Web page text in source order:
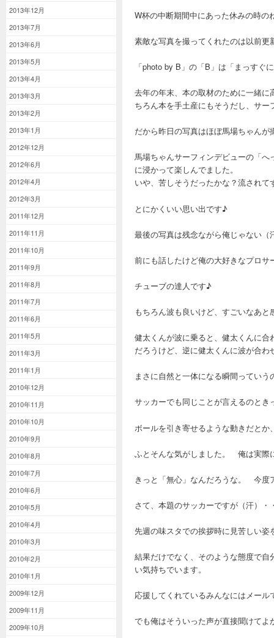
2013年12月
2013年7月
2013年6月
2013年5月
2013年4月
2013年3月
2013年2月
2013年1月
2012年12月
2012年6月
2012年4月
2012年3月
2011年12月
2011年11月
2011年10月
2011年9月
2011年8月
2011年7月
2011年6月
2011年5月
2011年3月
2011年1月
2010年12月
2010年11月
2010年10月
2010年9月
2010年8月
2010年7月
2010年6月
2010年5月
2010年4月
2010年3月
2010年2月
2010年1月
2009年12月
2009年11月
2009年10月
W杯の中断期間中にあった休みの時の
素敵な写真を撮ってくれたのは以前
「photo by B」の「B」は「まっすぐ
去年の年末、本の取材のために一緒
ちろん本を手土産にもそうだし、サ
だから昨日の写真はほぼ馬場ちゃん
馬場ちゃんサーフィンデビューの「
に浸かって楽しんでました。
いや、苦しそうだったかな？流され
とにかくいい思い出です♪
最後の写真は残念ながら俺じゃない（
前にも話したけど俺の大好きなプロ
チューブの達人です♪
もちろん波も良いけど、すごいなあ
健太くんが波に乗ると、健太くんに
だろうけど、逆に健太くんに波が合
まさに自然と一体になる瞬間っていう
サッカーでも同じことが言えるのとき
ボールを引き寄せるような動きだと
ふとそんな気がしました。 俺は実際
きっと「無心」なんだろうな。 今度
さて、本題のサッカーですが（汗）・
先週の味スタでの挨拶時に見苦しい
結果だけでなく、そのような態度で
い気持ちでいます。
応援してくれているみんなにはメー
でも俺はそういった声が直接聞けてよ